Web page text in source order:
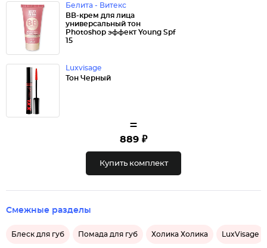
Белита - Витекс
ВВ-крем для лица
универсальный тон
Photoshop эффект Young Spf
15
Luxvisage
Тон Черный
=
889 ₽
Купить комплект
Смежные разделы
Блеск для губ Помада для губ Холика Холика LuxVisage